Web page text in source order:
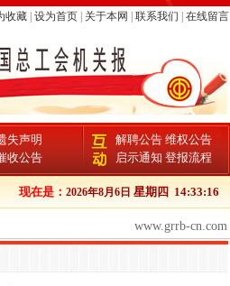
收藏| 设为首页| 关于本网 联系我们 在线留言
失声明
收公告
解聘公告 维权公告
启示通知 登报流程
现在是： 2026年8月6日 星期四 14:33:16
www.grrb-cn.com